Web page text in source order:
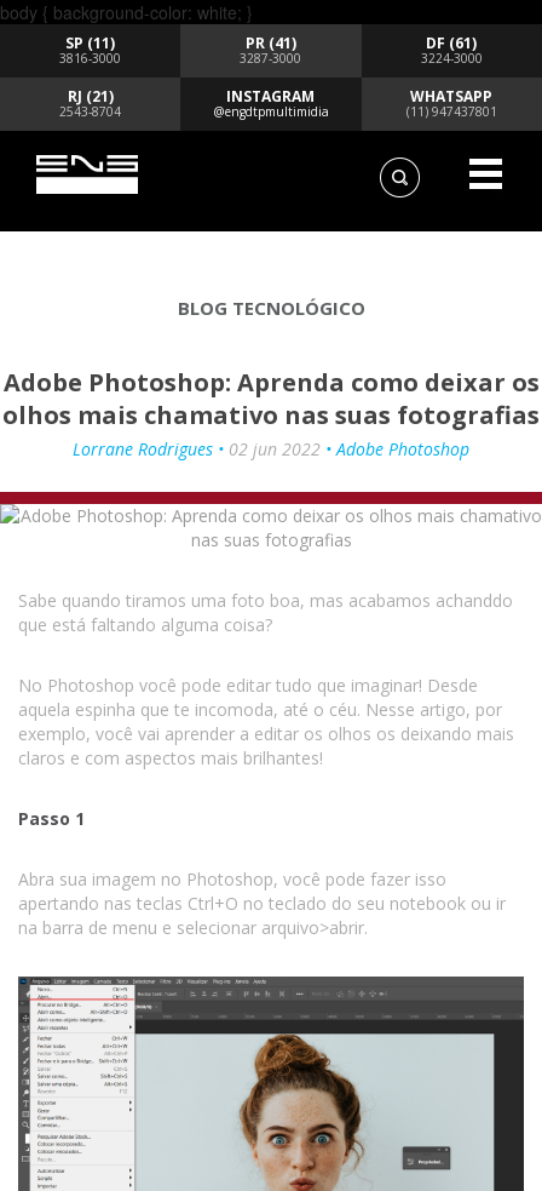
body { background-color: white; }
SP (11)
3816-3000
PR (41)
3287-3000
DF (61)
3224-3000
RJ (21)
2543-8704
INSTAGRAM
@engdtpmultimidia
WHATSAPP
(11) 947437801
BLOG TECNOLÓGICO
Adobe Photoshop: Aprenda como deixar os
olhos mais chamativo nas suas fotografias
Lorrane Rodrigues • 02 jun 2022 • Adobe Photoshop
Sabe quando tiramos uma foto boa, mas acabamos achanddo
que está faltando alguma coisa?
No Photoshop você pode editar tudo que imaginar! Desde
aquela espinha que te incomoda, até o céu. Nesse artigo, por
exemplo, você vai aprender a editar os olhos os deixando mais
claros e com aspectos mais brilhantes!
Passo 1
Abra sua imagem no Photoshop, você pode fazer isso
apertando nas teclas Ctrl+O no teclado do seu notebook ou ir
na barra de menu e selecionar arquivo>abrir.